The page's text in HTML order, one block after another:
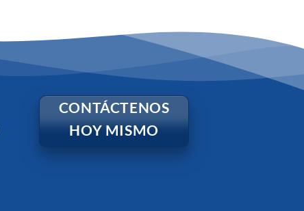
CONTÁCTENOS
HOY MISMO